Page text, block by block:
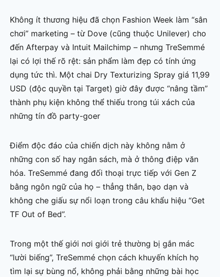
Không ít thương hiệu đã chọn Fashion Week làm “sân
chơi” marketing – từ Dove (cũng thuộc Unilever) cho
đến Afterpay và Intuit Mailchimp – nhưng TreSemmé
lại có lợi thế rõ rệt: sản phẩm làm đẹp có tính ứng
dụng tức thì. Một chai Dry Texturizing Spray giá 11,99
USD (độc quyền tại Target) giờ đây được “nâng tầm”
thành phụ kiện không thể thiếu trong túi xách của
những tín đồ party-goer
Điểm độc đáo của chiến dịch này không nằm ở
những con số hay ngân sách, mà ở thông điệp văn
hóa. TreSemmé đang đối thoại trực tiếp với Gen Z
bằng ngôn ngữ của họ – thẳng thắn, bạo dạn và
không che giấu sự nổi loạn trong câu khẩu hiệu “Get
TF Out of Bed”.
Trong một thế giới nơi giới trẻ thường bị gắn mác
“lười biếng”, TreSemmé chọn cách khuyến khích họ
tìm lại sự bùng nổ, không phải bằng những bài học